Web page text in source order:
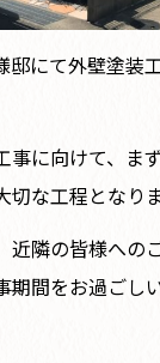
邸にて外壁塗装
事に向けて、ま
な工程となりま
近隣の皆様への
期間をお過ごし